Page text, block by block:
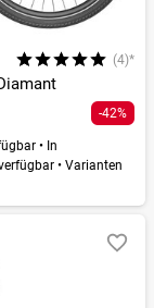
(4)*
-42%
• In
• Varianten